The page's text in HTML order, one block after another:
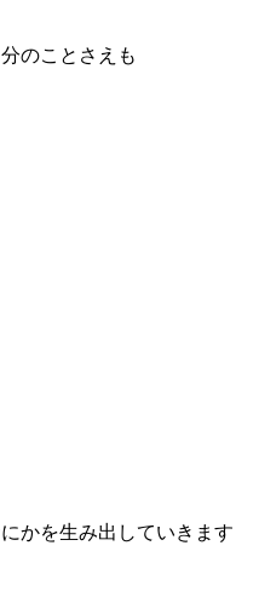
のことさえも
かを生み出していきます